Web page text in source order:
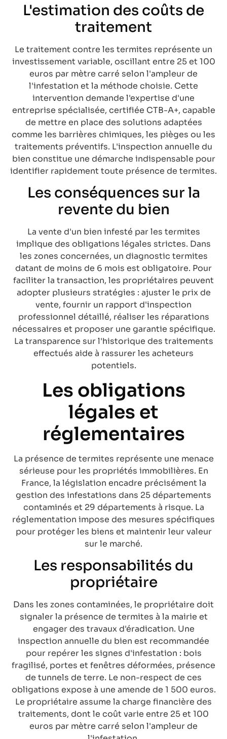
L'estimation des coûts de
traitement
Le traitement contre les termites représente un
investissement variable, oscillant entre 25 et 100
euros par mètre carré selon l'ampleur de
l'infestation et la méthode choisie. Cette
intervention demande l'expertise d'une
entreprise spécialisée, certifiée CTB-A+, capable
de mettre en place des solutions adaptées
comme les barrières chimiques, les pièges ou les
traitements préventifs. L'inspection annuelle du
bien constitue une démarche indispensable pour
identifier rapidement toute présence de termites.
Les conséquences sur la
revente du bien
La vente d'un bien infesté par les termites
implique des obligations légales strictes. Dans
les zones concernées, un diagnostic termites
datant de moins de 6 mois est obligatoire. Pour
faciliter la transaction, les propriétaires peuvent
adopter plusieurs stratégies : ajuster le prix de
vente, fournir un rapport d'inspection
professionnel détaillé, réaliser les réparations
nécessaires et proposer une garantie spécifique.
La transparence sur l'historique des traitements
effectués aide à rassurer les acheteurs
potentiels.
Les obligations
légales et
réglementaires
La présence de termites représente une menace
sérieuse pour les propriétés immobilières. En
France, la législation encadre précisément la
gestion des infestations dans 25 départements
contaminés et 29 départements à risque. La
réglementation impose des mesures spécifiques
pour protéger les biens et maintenir leur valeur
sur le marché.
Les responsabilités du
propriétaire
Dans les zones contaminées, le propriétaire doit
signaler la présence de termites à la mairie et
engager des travaux d'éradication. Une
inspection annuelle du bien est recommandée
pour repérer les signes d'infestation : bois
fragilisé, portes et fenêtres déformées, présence
de tunnels de terre. Le non-respect de ces
obligations expose à une amende de 1 500 euros.
Le propriétaire assume la charge financière des
traitements, dont le coût varie entre 25 et 100
euros par mètre carré selon l'ampleur de